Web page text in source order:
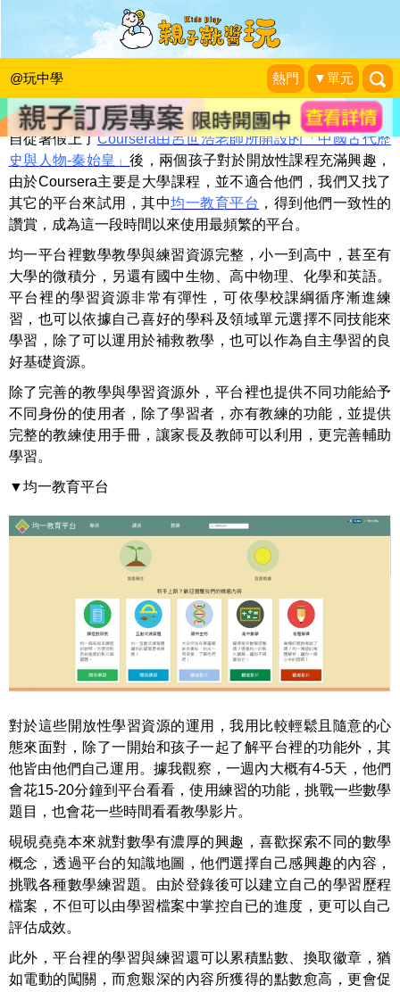
@玩中學 熱門 ▼單元
利用開放性資源，在家也能翻轉學習
sama記事本
自從暑假上了Coursera由呂世浩老師所開設的「中國古代歷
史與人物-秦始皇」後，兩個孩子對於開放性課程充滿興趣，
由於Coursera主要是大學課程，並不適合他們，我們又找了
其它的平台來試用，其中均一教育平台 ，得到他們一致性的
讚賞，成為這一段時間以來使用最頻繁的平台。
均一平台裡數學教學與練習資源完整，小一到高中，甚至有
大學的微積分，另還有國中生物、高中物理、化學和英語。
平台裡的學習資源非常有彈性，可依學校課綱循序漸進練
習，也可以依據自己喜好的學科及領域單元選擇不同技能來
學習，除了可以運用於補救教學，也可以作為自主學習的良
好基礎資源。
除了完善的教學與學習資源外，平台裡也提供不同功能給予
不同身份的使用者，除了學習者，亦有教練的功能，並提供
完整的教練使用手冊，讓家長及教師可以利用，更完善輔助
學習。
▼均一教育平台
對於這些開放性學習資源的運用，我用比較輕鬆且隨意的心
態來面對，除了一開始和孩子一起了解平台裡的功能外，其
他皆由他們自己運用。據我觀察，一週內大概有4-5天，他們
會花15-20分鐘到平台看看，使用練習的功能，挑戰一些數學
題目，也會花一些時間看看教學影片。
硯硯堯堯本來就對數學有濃厚的興趣，喜歡探索不同的數學
概念，透過平台的知識地圖，他們選擇自己感興趣的內容，
挑戰各種數學練習題。由於登錄後可以建立自己的學習歷程
檔案，不但可以由學習檔案中掌控自已的進度，更可以自己
評估成效。
此外，平台裡的學習與練習還可以累積點數、換取徽章，猶
如電動的闖關，而愈艱深的內容所獲得的點數愈高，更會促